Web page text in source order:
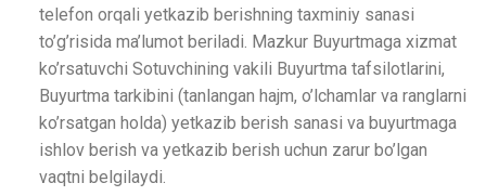
telefon orqali yetkazib berishning taxminiy sanasi
to’g’risida ma’lumot beriladi. Mazkur Buyurtmaga xizmat
ko’rsatuvchi Sotuvchining vakili Buyurtma tafsilotlarini,
Buyurtma tarkibini (tanlangan hajm, o’lchamlar va ranglarni
ko’rsatgan holda) yetkazib berish sanasi va buyurtmaga
ishlov berish va yetkazib berish uchun zarur bo’lgan
vaqtni belgilaydi.